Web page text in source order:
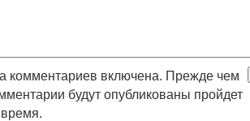
комментариев включена. Прежде чем
будут опубликованы пройдет
время.